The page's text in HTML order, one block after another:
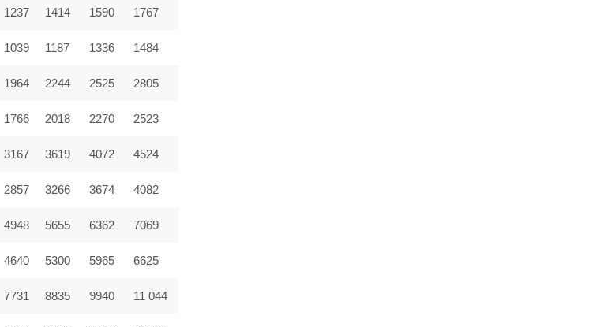
1237 1414 1590 1767
1039 1187 1336 1484
1964 2244 2525 2805
1766 2018 2270 2523
3167 3619 4072 4524
2857 3266 3674 4082
4948 5655 6362 7069
4640 5300 5965 6625
7731 8835 9940 11 044